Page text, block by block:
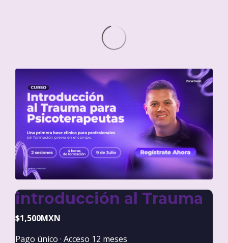
introducción al Trauma
$1,500MXN
Pago único · Acceso 12 meses